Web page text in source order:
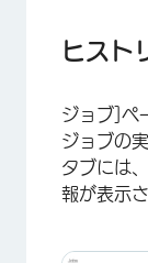
ヒスト
ジョブ]ペ
ジョブの
タブには
報が表示